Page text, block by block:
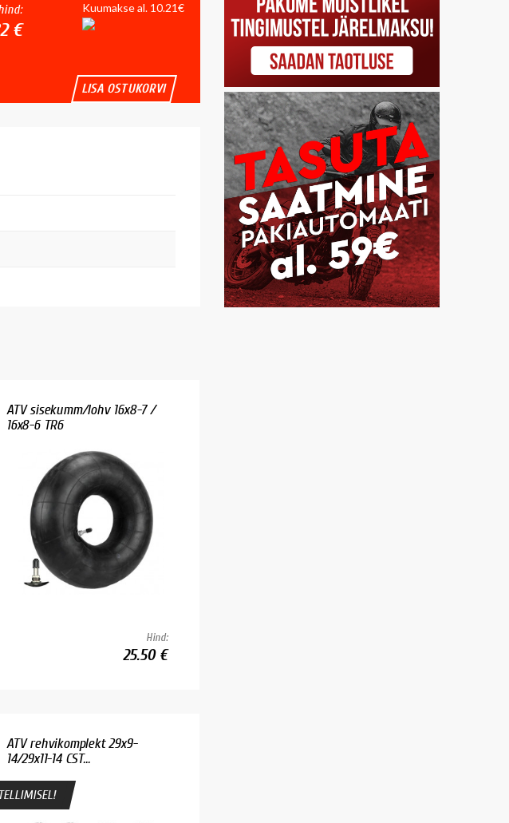
€
Kuumakse al. 10.21€
LISA OSTUKORVI
ATV sisekumm/lohv 16x8-7 /
16x8-6 TR6
Hind:
25.50 €
ATV rehvikomplekt 29x9-
14/29x11-14 CST...
TELLIMISEL!